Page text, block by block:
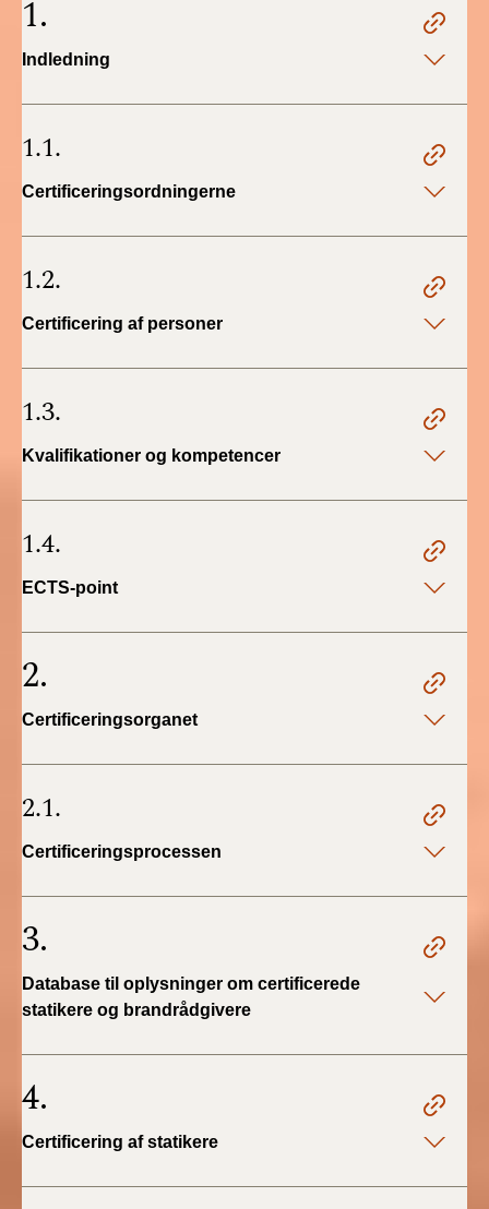
BR18 (1/1 - 30/6
2021)
2020)
BR18 (10/3-30/6
BR18 (1/1-9/3 2020)
BR18 (4/7-31/12
BR18 (1/1-4/7 2019)
BR18 (1/7-31/12
BR18 (1/1-30/6
Tidligere BR (1961-
1.
Indledning
1.1.
Certificeringsordningerne
1.2.
Certificering af personer
1.3.
Kvalifikationer og kompetencer
1.4.
ECTS-point
2.
Certificeringsorganet
2.1.
Certificeringsprocessen
3.
Database til oplysninger om certificerede
statikere og brandrådgivere
4.
Certificering af statikere